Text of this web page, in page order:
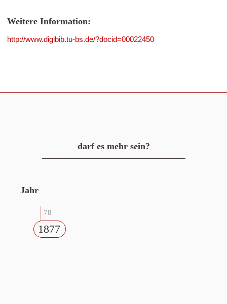
Weitere Information:
http://www.digibib.tu-bs.de/?docid=00022450
darf es mehr sein?
Jahr
78
1877